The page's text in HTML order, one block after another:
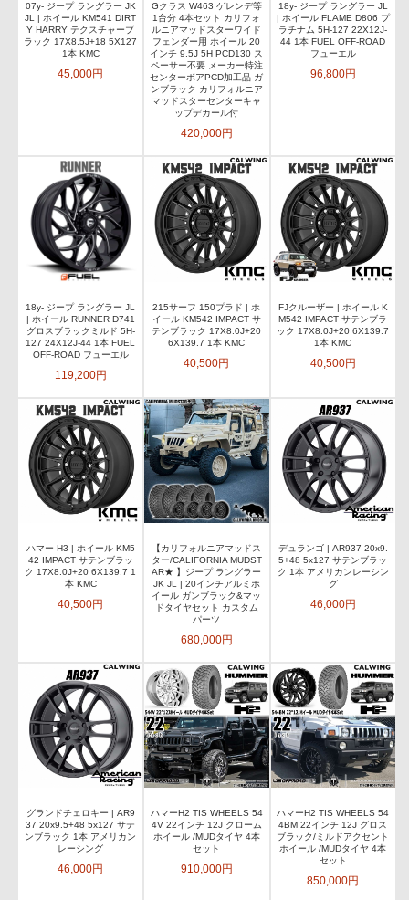
07y- ジープ ラングラー JK
JL | ホイール KM541 DIRT
Y HARRY テクスチャーブ
ラック 17X8.5J+18 5X127
1本 KMC
45,000円
Gクラス W463 ゲレンデ等
1台分 4本セット カリフォ
ルニアマッドスターワイド
フェンダー用 ホイール 20
インチ 9.5J 5H PCD130 ス
ペーサー不要 メーカー特注
センターボアPCD加工品 ガ
ンブラック カリフォルニア
マッドスターセンターキャ
ップデカール付
420,000円
18y- ジープ ラングラー JL
| ホイール FLAME D806 プ
ラチナム 5H-127 22X12J-
44 1本 FUEL OFF-ROAD
フューエル
96,800円
18y- ジープ ラングラー JL
| ホイール RUNNER D741
グロスブラックミルド 5H-
127 24X12J-44 1本 FUEL
OFF-ROAD フューエル
119,200円
215サーフ 150プラド | ホ
イール KM542 IMPACT サ
テンブラック 17X8.0J+20
6X139.7 1本 KMC
40,500円
FJクルーザー | ホイール K
M542 IMPACT サテンブラ
ック 17X8.0J+20 6X139.7
1本 KMC
40,500円
ハマー H3 | ホイール KM5
42 IMPACT サテンブラッ
ク 17X8.0J+20 6X139.7 1
本 KMC
40,500円
【カリフォルニアマッドス
ター/CALIFORNIA MUDST
AR★ 】ジープ ラングラー
JK JL | 20インチアルミホ
イール ガンブラック&マッ
ドタイヤセット カスタム
パーツ
680,000円
デュランゴ | AR937 20x9.
5+48 5x127 サテンブラッ
ク 1本 アメリカンレーシン
グ
46,000円
グランドチェロキー | AR9
37 20x9.5+48 5x127 サテ
ンブラック 1本 アメリカン
レーシング
46,000円
ハマーH2 TIS WHEELS 54
4V 22インチ 12J クローム
ホイール /MUDタイヤ 4本
セット
910,000円
ハマーH2 TIS WHEELS 54
4BM 22インチ 12J グロス
ブラック/ミルドアクセント
ホイール /MUDタイヤ 4本
セット
850,000円